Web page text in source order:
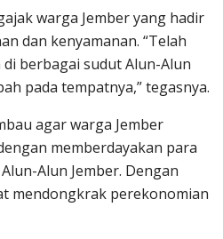
warga Jember yang hadir
dan kenyamanan. “Telah
berbagai sudut Alun-Alun
pada tempatnya,” tegasnya.
agar warga Jember
memberdayakan para
Alun Jember. Dengan
mendongkrak perekonomian